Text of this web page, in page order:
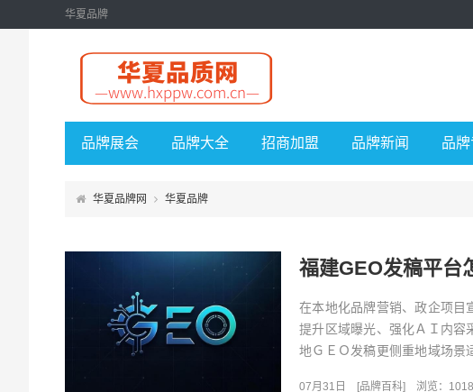
华夏品牌
品牌展会 品牌大全 招商加盟 品牌新闻 品
华夏品牌网 华夏品牌
福建GEO发稿平台
在本地化品牌营销、政企项目
提升区域曝光、强化ＡＩ内容
地ＧＥＯ发稿更侧重地域场景
07月31日 [品牌百科] 浏览：